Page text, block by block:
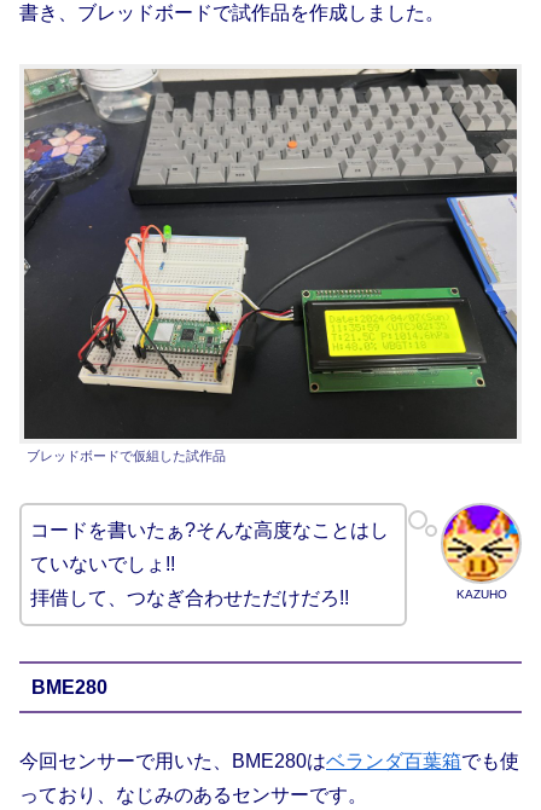
書き、ブレッドボードで試作品を作成しました。
ブレッドボードで仮組した試作品
KAZUHO
コードを書いたぁ?そんな高度なことはし
ていないでしょ!!
拝借して、つなぎ合わせただけだろ!!
BME280
今回センサーで用いた、BME280はベランダ百葉箱でも使
っており、なじみのあるセンサーです。